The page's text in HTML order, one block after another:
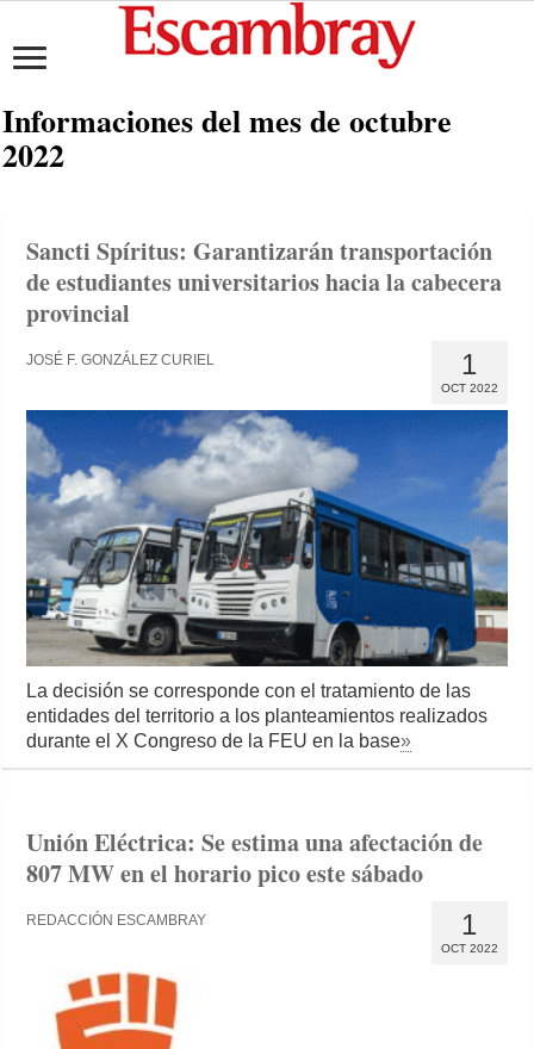
Informaciones del mes deoctubre
2022
Sancti Spíritus: Garantizarán transportación
de estudiantes universitarios hacia la cabecera
provincial
1
OCT 2022
JOSÉ F. GONZÁLEZ CURIEL
La decisión se corresponde con el tratamiento de las
entidades del territorio a los planteamientos realizados
durante el X Congreso de la FEU en la base»
Unión Eléctrica: Se estima una afectación de
807 MW en el horario pico este sábado
1
OCT 2022
REDACCIÓN ESCAMBRAY